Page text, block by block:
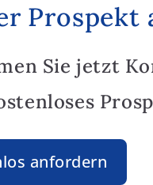
Prospekt
Sie jetzt
anfordern